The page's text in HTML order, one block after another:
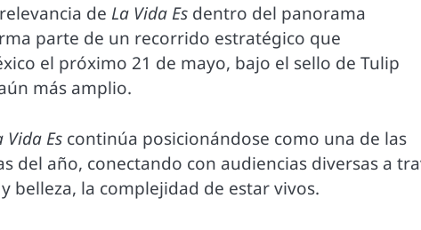
de La Vida Es dentro del panorama
parte de un recorrido estratégico que
el próximo 21 de mayo, bajo el sello de Tulip
más amplio.
Vida Es continúa posicionándose como una de las
del año, conectando con audiencias diversas a
belleza, la complejidad de estar vivos.